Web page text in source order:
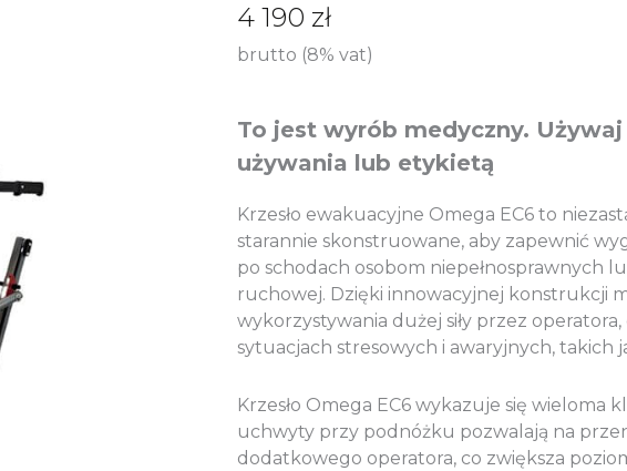
4 190 zł
brutto (8% vat)
To jest wyrób medyczny.
używania lub etykietą
Krzesło ewakuacyjne Omega EC6 to
starannie skonstruowane, aby zapewnić
po schodach osobom niepełnosprawnych
ruchowej. Dzięki innowacyjnej konstrukcji
wykorzystywania dużej siły przez
sytuacjach stresowych i awaryjnych, takich
Krzesło Omega EC6 wykazuje się
uchwyty przy podnóżku pozwalają na
dodatkowego operatora, co zwiększa